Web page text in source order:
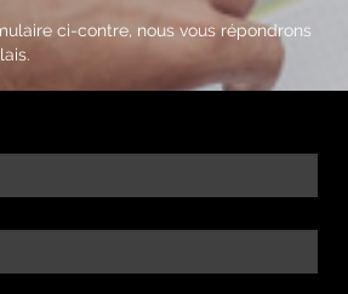
ci-contre, nous vous répondrons